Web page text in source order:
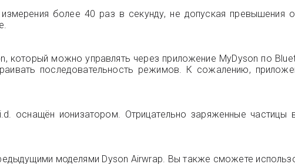
измерения более 40 раз в секунду, не допуская превышения
который можно управлять через приложение MyDyson по
последовательность режимов. К сожалению,
оснащён ионизатором. Отрицательно заряженные
моделями Dyson Airwrap. Вы также сможете